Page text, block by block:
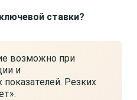
ставки?
возможно при
и
Резких